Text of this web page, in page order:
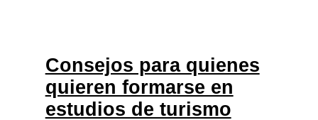
Consejos para quienes
quieren formarse en
estudios de turismo